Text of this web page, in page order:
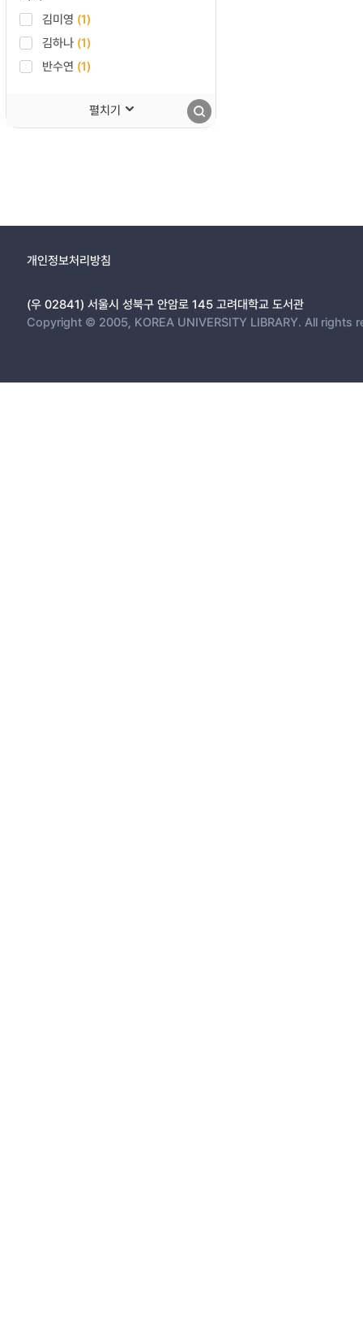
김미영 (1)
김하나 (1)
반수연 (1)
펼치기
개인정보처리방침
(우 02841) 서울시 성북구 안암로 145 고려대학교 도서관
Copyright © 2005, KOREA UNIVERSITY LIBRARY. All rights